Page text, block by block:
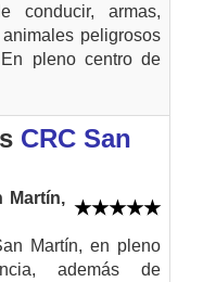
conducir, armas,
peligrosos
pleno centro de
CRC San
Martín,
Martín, en pleno
además de